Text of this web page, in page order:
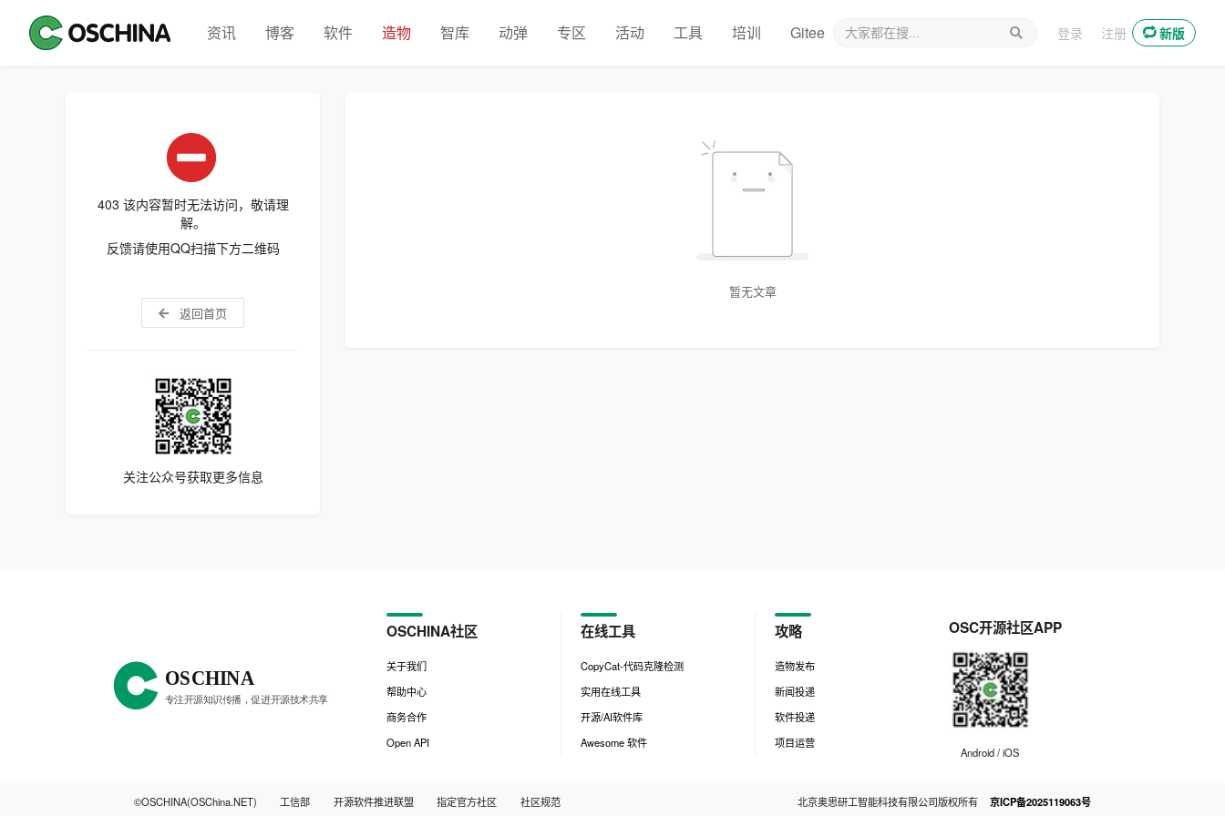
资讯 博客 软件 造物 智库 动弹 专区 活动 工具 培训 Gitee 新媒体 登录 注册 新版
403 该内容暂时无法访问，敬请理
解。
反馈请使用QQ扫描下方二维码
返回首页
关注公众号获取更多信息
暂无文章
OSCHINA社区
关于我们
帮助中心
商务合作
Open API
在线工具
CopyCat-代码克隆检测
实用在线工具
开源/AI软件库
Awesome 软件
攻略
造物发布
新闻投递
软件投递
项目运营
OSC开源社区APP
Android / iOS
©OSCHINA(OSChina.NET) 工信部 开源软件推进联盟 指定官方社区 社区规范 北京奥思研工智能科技有限公司版权所有 京ICP备2025119063号